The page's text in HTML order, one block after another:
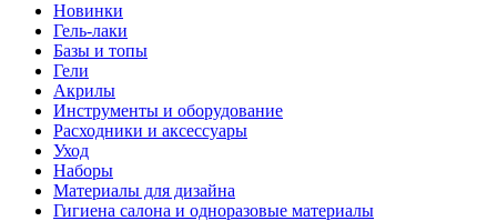
Новинки
Гель-лаки
Базы и топы
Гели
Акрилы
Инструменты и оборудование
Расходники и аксессуары
Уход
Наборы
Материалы для дизайна
Гигиена салона и одноразовые материалы